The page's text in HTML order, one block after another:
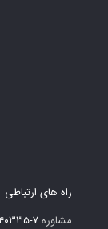
راه های ارتباطی
مشاوره۷-۲۲۷۴۰۳۳۵